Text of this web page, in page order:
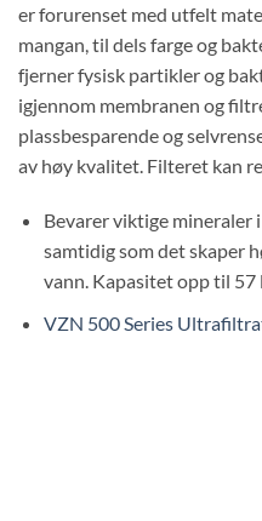
er forurenset med utfelt
mangan, til dels farge og
fjerner fysisk partikler og
igjennom membranen og
plassbesparende og
av høy kvalitet. Filteret kan
Bevarer viktige mineraler
samtidig som det skaper
vann. Kapasitet opp til 57
VZN 500 Series